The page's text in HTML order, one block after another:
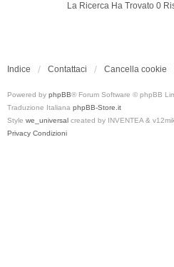
La Ricerca Ha Trovato 0
Indice Contattaci Cancella cookie
Powered by phpBB® Forum Software © phpBB
Traduzione Italiana phpBB-Store.it
Style we_universal created by INVENTEA &
Privacy Condizioni